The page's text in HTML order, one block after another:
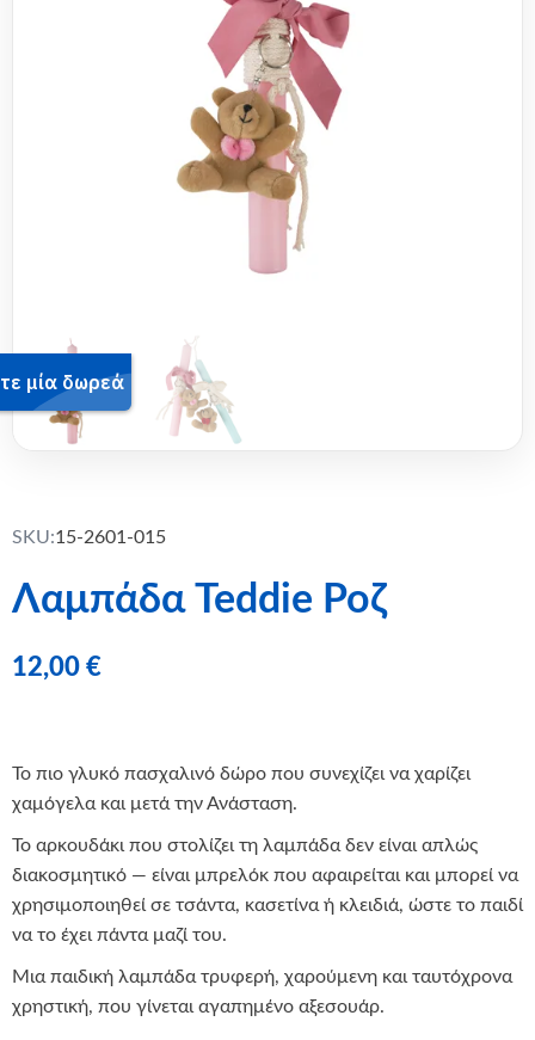
SKU:15-2601-015
Λαμπάδα Teddie Ροζ
12,00 €
Το πιο γλυκό πασχαλινό δώρο που συνεχίζει να χαρίζει
χαμόγελα και μετά την Ανάσταση.
Το αρκουδάκι που στολίζει τη λαμπάδα δεν είναι απλώς
διακοσμητικό — είναι μπρελόκ που αφαιρείται και μπορεί να
χρησιμοποιηθεί σε τσάντα, κασετίνα ή κλειδιά, ώστε το παιδί
να το έχει πάντα μαζί του.
Μια παιδική λαμπάδα τρυφερή, χαρούμενη και ταυτόχρονα
χρηστική, που γίνεται αγαπημένο αξεσουάρ.